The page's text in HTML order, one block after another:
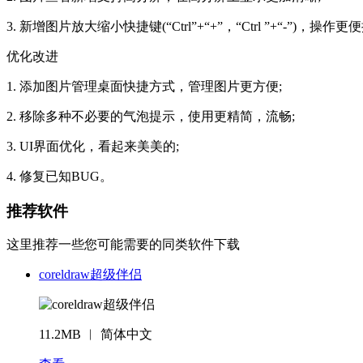
3. 新增图片放大缩小快捷键(“Ctrl”+“+”，“Ctrl ”+“-”)，操作更
优化改进
1. 添加图片管理桌面快捷方式，管理图片更方便;
2. 移除多种不必要的气泡提示，使用更精简，流畅;
3. UI界面优化，看起来美美的;
4. 修复已知BUG。
推荐软件
这里推荐一些您可能需要的同类软件下载
coreldraw超级伴侣
11.2MB ︱ 简体中文